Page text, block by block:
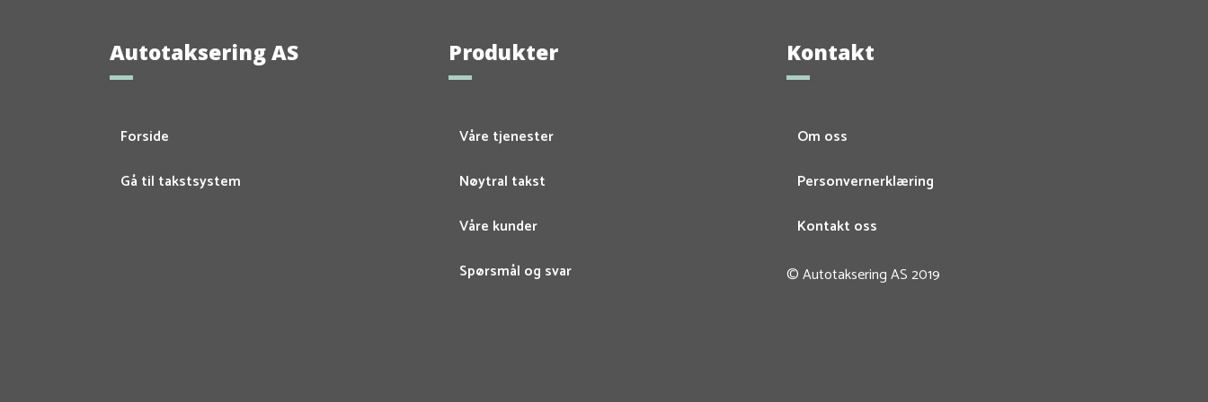
Autotaksering AS
Forside
Gå til takstsystem
Produkter
Våre tjenester
Nøytral takst
Våre kunder
Spørsmål og svar
Kontakt
Om oss
Personvernerklæring
Kontakt oss
© Autotaksering AS 2019